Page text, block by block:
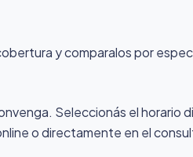
y comparalos por
Seleccionás el horario
o directamente en el